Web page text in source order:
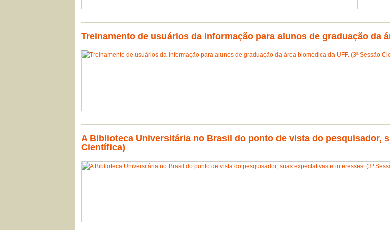
Treinamento de usuários da informação para alunos de graduação da
A Biblioteca Universitária no Brasil do ponto de vista do pesquisador,
Científica)